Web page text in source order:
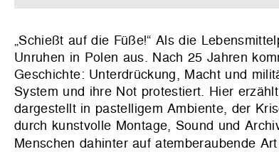
„Schießt auf die Füße!“ Als die
Unruhen in Polen aus. Nach 25 Jahren
Geschichte: Unterdrückung, Macht und
System und ihre Not protestiert. Hier
dargestellt in pastelligem Ambiente, der
durch kunstvolle Montage, Sound und
Menschen dahinter auf atemberaubende